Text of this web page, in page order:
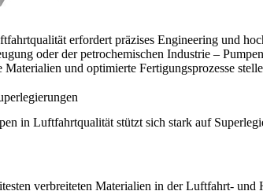
erfordert präzises Engineering und
oder der petrochemischen Industrie –
und optimierte Fertigungsprozesse
in Luftfahrtqualität stützt sich stark auf
verbreiteten Materialien in der Luftfahrt-